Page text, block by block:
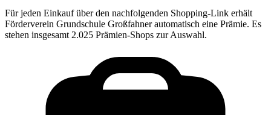
Für jeden Einkauf über den nachfolgenden Shopping-Link erhält
Förderverein Grundschule Großfahnerautomatisch eine Prämie. Es
stehen insgesamt 2.025 Prämien-Shops zur Auswahl.